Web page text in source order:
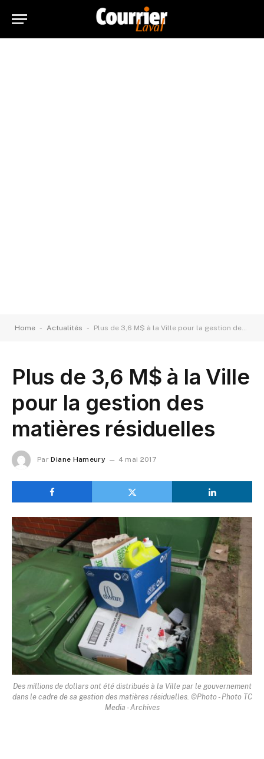
Home - Actualités - Plus de 3,6 M$ à la Ville pour la gestion des matières résiduelles
Plus de 3,6 M$ à la Ville
pour la gestion des
matières résiduelles
Par Diane Hameury 4 mai 2017
Des millions de dollars ont été distribués à la Ville par le gouvernement
dans le cadre de sa gestion des matières résiduelles. ©Photo - Photo TC
Media - Archives